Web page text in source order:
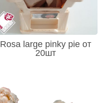
Rosa large pinky pie от
20шт